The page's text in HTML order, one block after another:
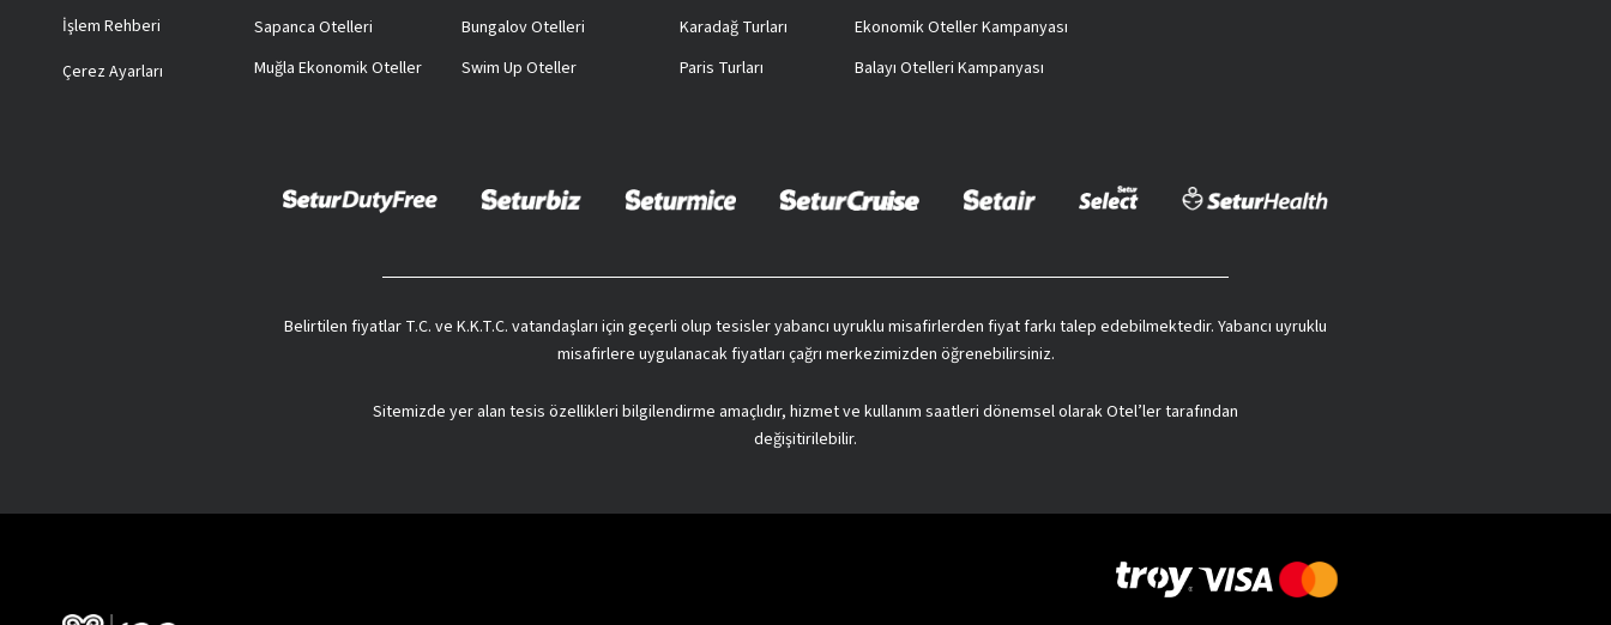
İşlem Rehberi
Çerez Ayarları
Sapanca Otelleri
Muğla Ekonomik Oteller
Bungalov Otelleri
Swim Up Oteller
Karadağ Turları
Paris Turları
Ekonomik Oteller Kampanyası
Balayı Otelleri Kampanyası
Belirtilen fiyatlar T.C. ve K.K.T.C. vatandaşları için geçerli olup tesisler yabancı uyruklu misafirlerden fiyat farkı talep edebilmektedir. Yabancı uyruklu
misafirlere uygulanacak fiyatları çağrı merkezimizden öğrenebilirsiniz.
Sitemizde yer alan tesis özellikleri bilgilendirme amaçlıdır, hizmet ve kullanım saatleri dönemsel olarak Otel’ler tarafından
değişitirilebilir.